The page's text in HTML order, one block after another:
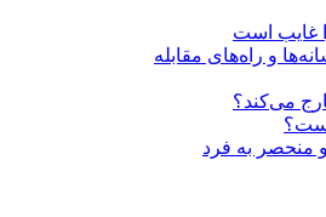
غایب است
و راه‌های مقابله
می‌کند؟
منحصر به فرد